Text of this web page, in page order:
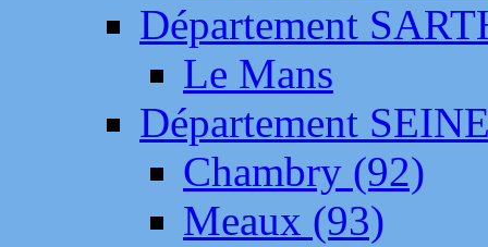
Département
Le Mans
Département
Chambry (92)
Meaux (93)